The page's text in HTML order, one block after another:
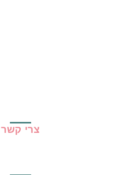
צרי קשר